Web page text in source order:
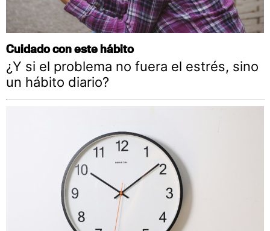
Cuidado con este hábito
¿Y si el problema no fuera el estrés, sino
un hábito diario?